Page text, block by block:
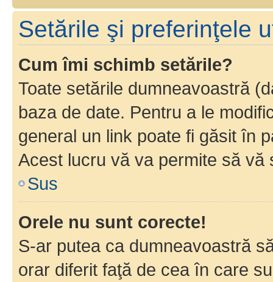
Setările şi preferinţele
Cum îmi schimb setările?
Toate setările dumneavoastră
baza de date. Pentru a le
general un link poate fi găsit în
Acest lucru vă va permite să
Sus
Orele nu sunt corecte!
S-ar putea ca dumneavoastră
orar diferit faţă de cea în care